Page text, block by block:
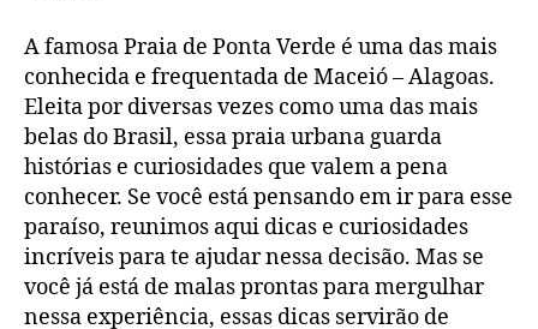
A famosa Praia de Ponta Verde é uma das mais
conhecida e frequentada de Maceió – Alagoas.
Eleita por diversas vezes como uma das mais
belas do Brasil, essa praia urbana guarda
histórias e curiosidades que valem a pena
conhecer. Se você está pensando em ir para esse
paraíso, reunimos aqui dicas e curiosidades
incríveis para te ajudar nessa decisão. Mas se
você já está de malas prontas para mergulhar
nessa experiência, essas dicas servirão de